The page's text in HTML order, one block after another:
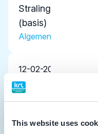
This website uses
(basis)
Algemene scholing
12-02-2025
KNMT Academy
Algemene scholing
24-01-2025